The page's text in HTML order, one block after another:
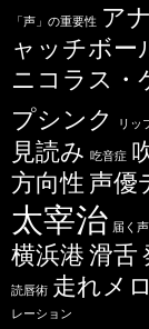
「声」の重要性 ア
ャッチボー
ニコラス・
プシンク
リッ
見読み 吃音症
方向性 声優
太宰治 届く声
横浜港 滑舌
読唇術 走れメ
レーション